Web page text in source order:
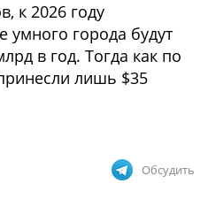
к 2026 году
умного города будут
в год. Тогда как по
лишь $35
Обсудить